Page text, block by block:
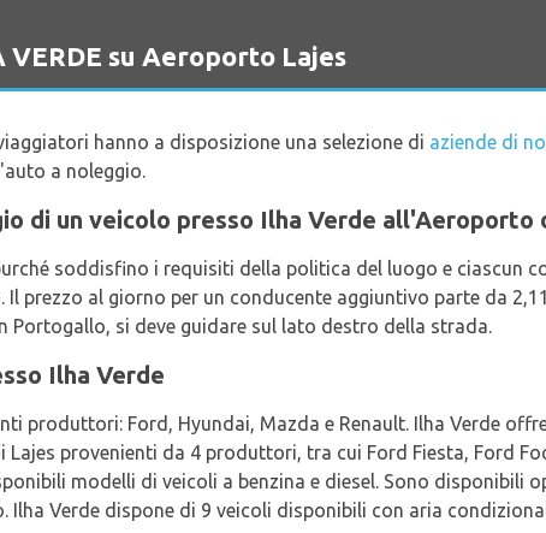
su Aeroporto Lajes
hanno a disposizione una selezione di aziende di
a noleggio.
di un veicolo presso Ilha Verde all'Aeroporto
soddisfino i requisiti della politica del luogo e ciascun
prezzo al giorno per un conducente aggiuntivo parte da
Portogallo, si deve guidare sul lato destro della strada.
Ilha Verde
produttori: Ford, Hyundai, Mazda e Renault. Ilha Verde
provenienti da 4 produttori, tra cui Ford Fiesta, Ford
modelli di veicoli a benzina e diesel. Sono disponibili
Ilha Verde dispone di 9 veicoli disponibili con aria